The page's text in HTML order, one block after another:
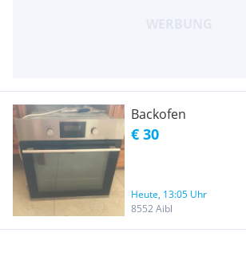
Backofen
€ 30
Heute, 13:05 Uhr
8552 Aibl